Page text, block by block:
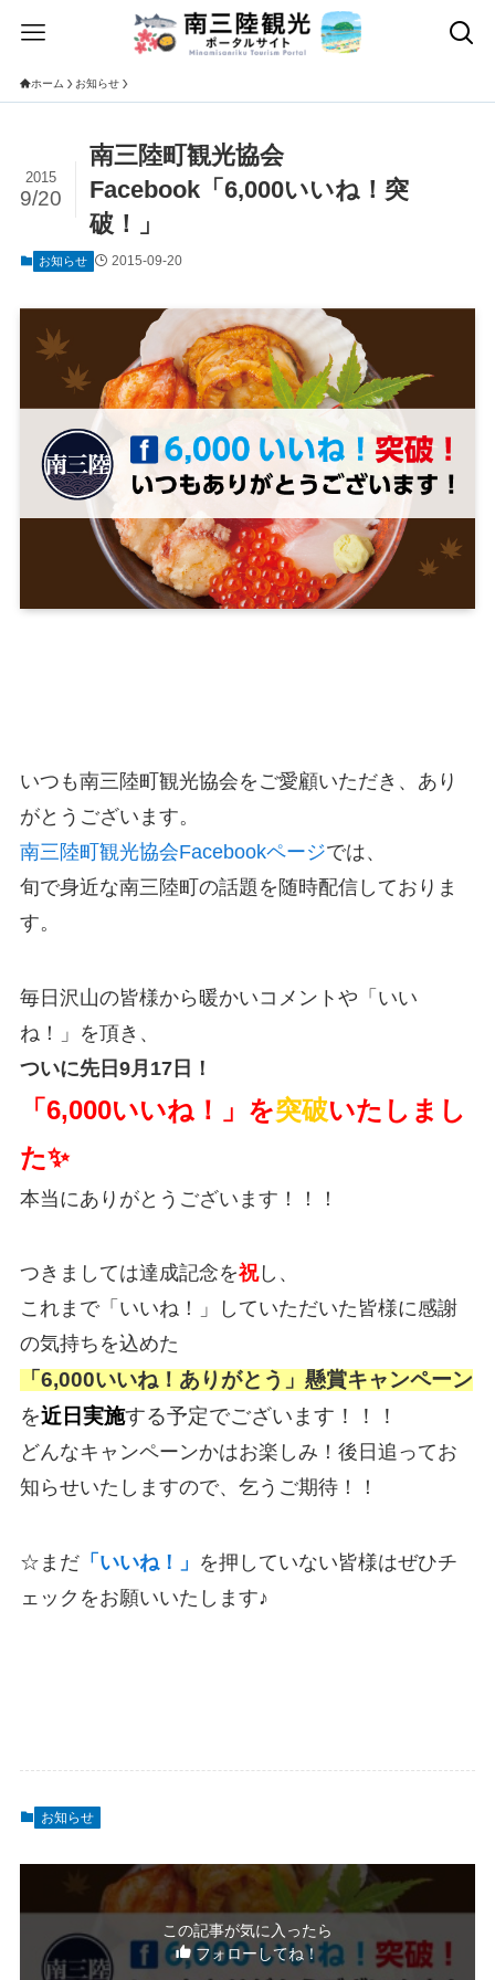
ホーム お知らせ
南三陸町観光協会
Facebook「6,000いいね！突
破！」
2015
9/20
お知らせ 2015-09-20
いつも南三陸町観光協会をご愛顧いただき、あり
がとうございます。
南三陸町観光協会Facebookページでは、
旬で身近な南三陸町の話題を随時配信しておりま
す。
毎日沢山の皆様から暖かいコメントや「いい
ね！」を頂き、
ついに先日9月17日！
「6,000いいね！」を突破いたしまし
た✨
本当にありがとうございます！！！
つきましては達成記念を祝し、
これまで「いいね！」していただいた皆様に感謝
の気持ちを込めた
「6,000いいね！ありがとう」懸賞キャンペーン
を近日実施する予定でございます！！！
どんなキャンペーンかはお楽しみ！後日追ってお
知らせいたしますので、乞うご期待！！
☆まだ「いいね！」 を押していない皆様はぜひチ
ェックをお願いいたします♪
お知らせ
この記事が気に入ったら
フォローしてね！